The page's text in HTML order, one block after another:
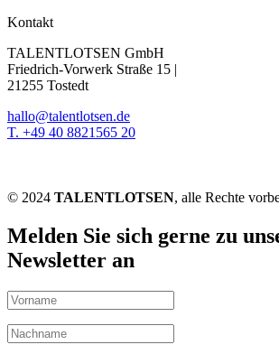
Kontakt
TALENTLOTSEN GmbH
Friedrich-Vorwerk Straße 15 |
21255 Tostedt
hallo@talentlotsen.de
T. +49 40 8821565 20
© 2024 TALENTLOTSEN, alle Rechte
Melden Sie sich gerne zu
Newsletter an